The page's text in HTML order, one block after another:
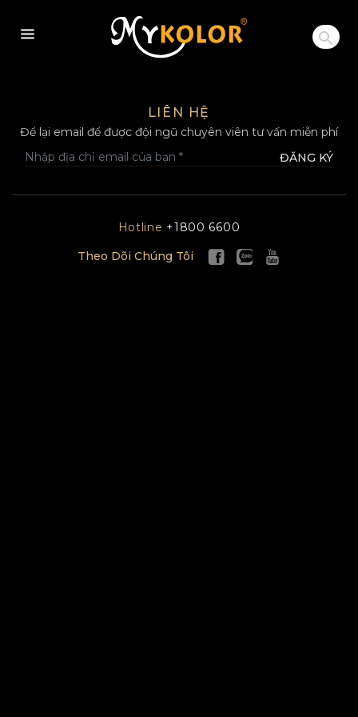
MYKOLOR
LIÊN HỆ
Để lại email để được đội ngũ chuyên viên tư vấn miễn phí
ĐĂNG KÝ
Hotline +1800 6600
Theo Dõi Chúng Tôi